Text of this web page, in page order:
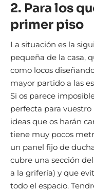
2. Para los
primer piso
La situación es la
pequeña de la casa,
como locos
mayor partido a las
Si os parece
perfecta para
ideas que os harán
tiene muy pocos
un panel fijo de
cubre una sección
a la grifería) y que
todo el espacio.